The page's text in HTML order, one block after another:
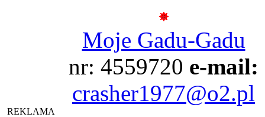
Moje Gadu-Gadu
nr: 4559720 e-mail:
crasher1977@o2.pl
REKLAMA